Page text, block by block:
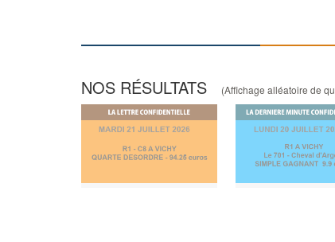
NOS RÉSULTATS (Affichage alléatoire de